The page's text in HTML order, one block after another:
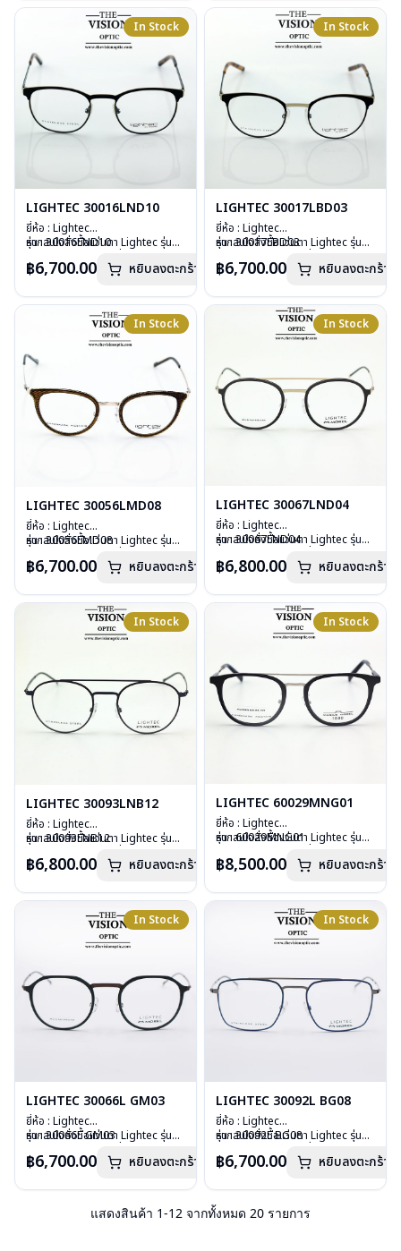
น้ำหนัก : 12 กรัม
การรับประกัน : 1 ปี
น้ำหนัก : 12 กรัม
การรับประกัน : 1 ปี
In Stock
LIGHTEC 30016LND10
ยี่ห้อ : Lightec
รุ่น : 30016LND10
เลนส์ : Demo Lens
อุปกรณ์ : กล่องแว่น, ผ้าเช็ดแว่น
น้ำหนัก : 20 กรัม
การรับประกัน : 1 ปี
หากสนใจสั่งชื้อแว่นตา Lightec รุ่นอื่น
ติดต่อเราคลิก
฿6,700.00 หยิบลงตะกร้า
In Stock
LIGHTEC 30017LBD03
ยี่ห้อ : Lightec
รุ่น : 30017LBD03
เลนส์ : Demo Lens
อุปกรณ์ : กล่องแว่น, ผ้าเช็ดแว่น
น้ำหนัก : 19 กรัม
การรับประกัน : 1 ปี
หากสนใจสั่งชื้อแว่นตา Lightec รุ่นอื่น
ติดต่อเราคลิก
฿6,700.00 หยิบลงตะกร้า
In Stock
LIGHTEC 30056LMD08
ยี่ห้อ : Lightec
รุ่น : 30056LMD08
เลนส์ : Demo Lens
อุปกรณ์ : กล่องแว่น, ผ้าเช็ดแว่น
น้ำหนัก : 14 กรัม
การรับประกัน : 1 ปี
หากสนใจสั่งชื้อแว่นตา Lightec รุ่นอื่น
ติดต่อเราคลิก
฿6,700.00 หยิบลงตะกร้า
In Stock
LIGHTEC 30067LND04
ยี่ห้อ : Lightec
รุ่น : 30067LND04
เลนส์ : Demo Lens
อุปกรณ์ : กล่องแว่น, ผ้าเช็ดแว่น
น้ำหนัก : 15 กรัม
การรับประกัน : 1 ปี
หากสนใจสั่งชื้อแว่นตา Lightec รุ่นอื่น
ติดต่อเราคลิก
฿6,800.00 หยิบลงตะกร้า
In Stock
LIGHTEC 30093LNB12
ยี่ห้อ : Lightec
รุ่น : 30093LNB12
เลนส์ : Demo Lens
อุปกรณ์ : กล่องแว่น, ผ้าเช็ดแว่น
การรับประกัน : 1 ปี
หากสนใจสั่งชื้อแว่นตา Lightec รุ่นอื่น
ติดต่อเราคลิก
฿6,800.00 หยิบลงตะกร้า
In Stock
LIGHTEC 60029MNG01
ยี่ห้อ : Lightec
รุ่น : 60029MNG01
เลนส์ : Demo Lens
อุปกรณ์ : กล่องแว่น, ผ้าเช็ดแว่น
น้ำหนัก : 23 กรัม
การรับประกัน : 1 ปี
หากสนใจสั่งชื้อแว่นตา Lightec รุ่นอื่น
ติดต่อเราคลิก
฿8,500.00 หยิบลงตะกร้า
In Stock
LIGHTEC 30066L GM03
ยี่ห้อ : Lightec
รุ่น : 30066L GM03
เลนส์ : Demo Lens
อุปกรณ์ : กล่องแว่น, ผ้าเช็ดแว่น
น้ำหนัก : 15 กรัม
การรับประกัน : 1 ปี
หากสนใจสั่งชื้อแว่นตา Lightec รุ่นอื่น
ติดต่อเราคลิก
฿6,700.00 หยิบลงตะกร้า
In Stock
LIGHTEC 30092L BG08
ยี่ห้อ : Lightec
รุ่น : 30092L BG08
เลนส์ : Demo Lens
อุปกรณ์ : กล่องแว่น, ผ้าเช็ดแว่น
น้ำหนัก : 16 กรัม
การรับประกัน : 1 ปี
หากสนใจสั่งชื้อแว่นตา Lightec รุ่นอื่น
ติดต่อเราคลิก
฿6,700.00 หยิบลงตะกร้า
แสดงสินค้า 1-12 จากทั้งหมด 20 รายการ